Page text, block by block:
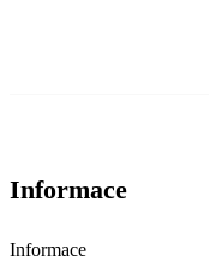
Informace
Informace